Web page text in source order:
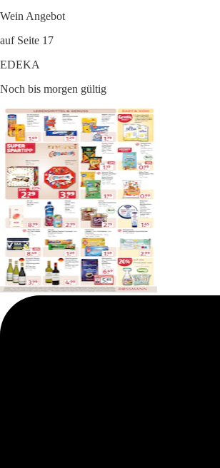
Wein Angebot
auf Seite 17
EDEKA
Noch bis morgen gültig